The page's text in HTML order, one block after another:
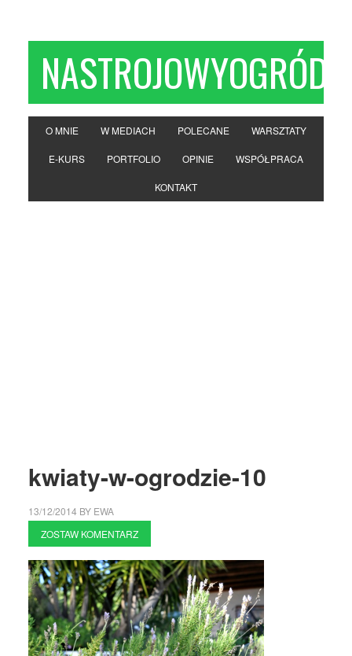
NASTROJOWYOGRÓD
O MNIE W MEDIACH POLECANE WARSZTATY
E-KURS PORTFOLIO OPINIE WSPÓŁPRACA
KONTAKT
kwiaty-w-ogrodzie-10
13/12/2014 BY EWA
ZOSTAW KOMENTARZ